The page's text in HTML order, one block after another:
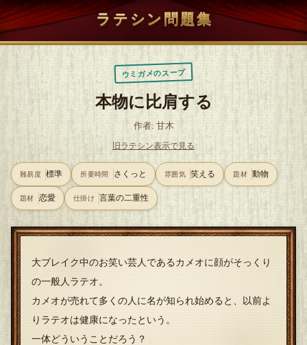
ラテシン問題集
ウミガメのスープ
本物に比肩する
作者: 甘木
旧ラテシン表示で見る
難易度 標準 所要時間 さくっと 雰囲気 笑える 題材 動物
題材 恋愛 仕掛け 言葉の二重性
大ブレイク中のお笑い芸人であるカメオに顔がそっくり
の一般人ラテオ。
カメオが売れて多くの人に名が知られ始めると、以前よ
りラテオは健康になったという。
一体どういうことだろう？